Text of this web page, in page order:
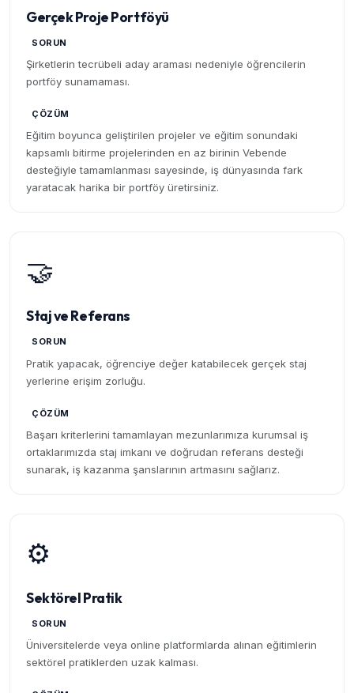
Gerçek Proje Portföyü
SORUN
Şirketlerin tecrübeli aday araması nedeniyle öğrencilerin
portföy sunamaması.
ÇÖZÜM
Eğitim boyunca geliştirilen projeler ve eğitim sonundaki
kapsamlı bitirme projelerinden en az birinin Vebende
desteğiyle tamamlanması sayesinde, iş dünyasında fark
yaratacak harika bir portföy üretirsiniz.
🤝
Staj ve Referans
SORUN
Pratik yapacak, öğrenciye değer katabilecek gerçek staj
yerlerine erişim zorluğu.
ÇÖZÜM
Başarı kriterlerini tamamlayan mezunlarımıza kurumsal iş
ortaklarımızda staj imkanı ve doğrudan referans desteği
sunarak, iş kazanma şanslarının artmasını sağlarız.
⚙️
Sektörel Pratik
SORUN
Üniversitelerde veya online platformlarda alınan eğitimlerin
sektörel pratiklerden uzak kalması.